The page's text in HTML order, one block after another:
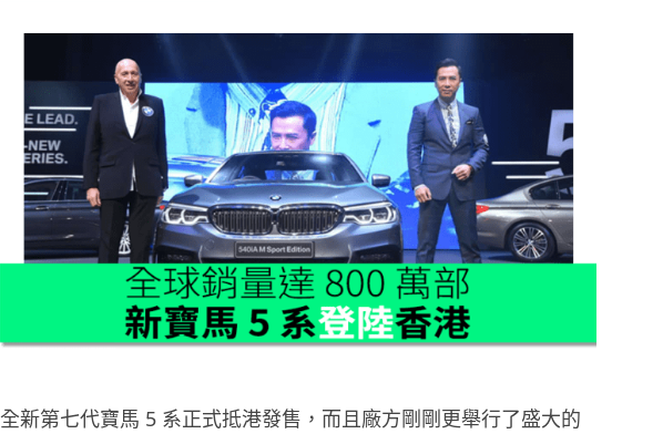
全新第七代寶馬 5 系正式抵港發售，而且廠方剛剛更舉行了盛大的